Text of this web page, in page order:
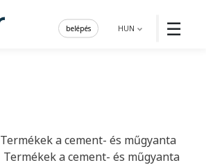
☰
HUN
belépés
Termékek a cement- és műgyanta
Termékek a cement- és műgyanta